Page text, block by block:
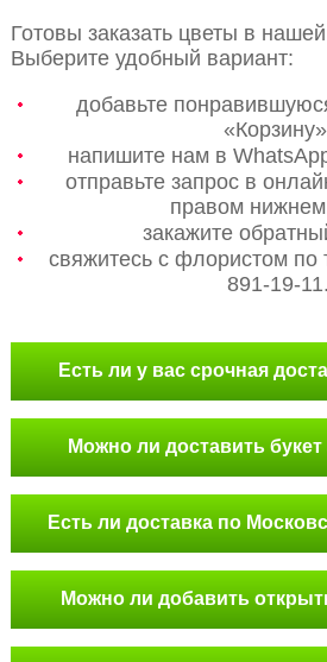
Готовы заказать цветы в
Выберите удобный вариант:
добавьте
напишите нам в
отправьте запрос в
правом нижнем
закажите
свяжитесь с флористом по
891-19-11.
Есть ли у вас срочная
Можно ли доставить
Есть ли доставка по
Можно ли добавить